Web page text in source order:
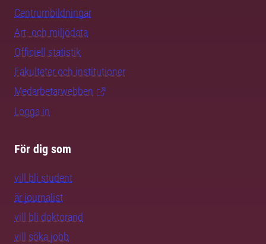
Centrumbildningar
Art- och miljödata
Officiell statistik
Fakulteter och institutioner
Medarbetarwebben
Logga in
För dig som
vill bli student
är journalist
vill bli doktorand
vill söka jobb